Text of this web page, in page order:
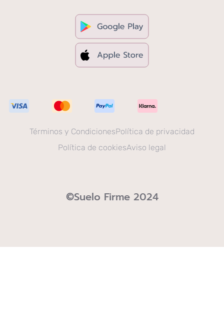
Términos y CondicionesPolítica de privacidad
Política de cookiesAviso legal
©Suelo Firme 2024